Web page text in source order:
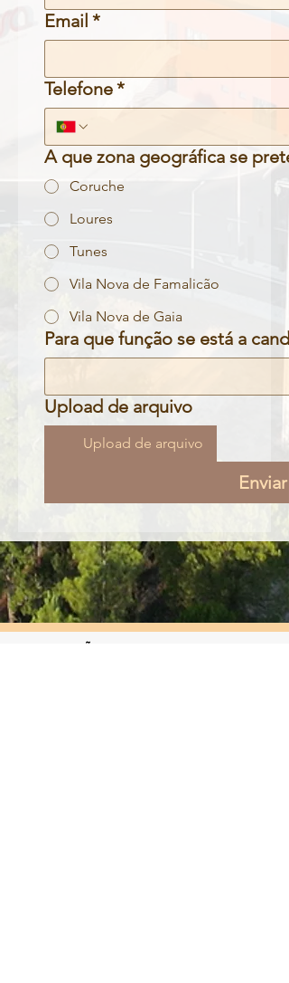
Email *
Telefone*
A que zona geográfica se
Coruche
Loures
Tunes
Vila Nova de Famalicão
Vila Nova de Gaia
Para que função se está a
Upload de arquivo
Upload de arquivo
Enviar